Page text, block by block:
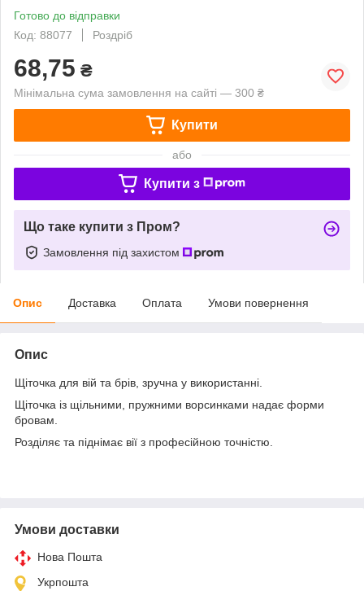
Готово до відправки
Код: 88077
Роздріб
68,75 ₴
Мінімальна сума замовлення на сайті — 300 ₴
Купити
або
Купити з
Що таке купити з Пром?
Замовлення під захистом
Опис Доставка Оплата Умови повернення
Опис
Щіточка для вій та брів, зручна у використанні.
Щіточка із щільними, пружними ворсинками надає форми
бровам.
Розділяє та піднімає вії з професійною точністю.
Умови доставки
Нова Пошта
Укрпошта